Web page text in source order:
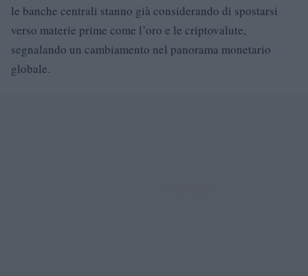
le banche centrali stanno già considerando di spostarsi
verso materie prime come l’oro e le criptovalute,
segnalando un cambiamento nel panorama monetario
globale.